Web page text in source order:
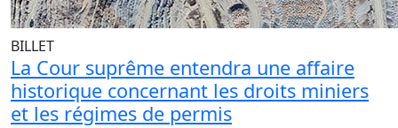
BILLET
La Cour suprême entendra une affaire
historique concernant les droits miniers
et les régimes de permis